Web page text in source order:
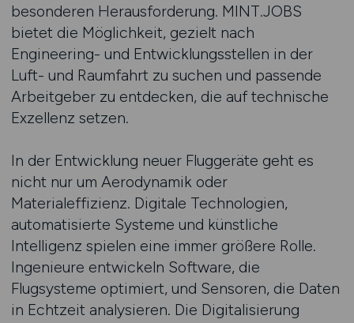
besonderen Herausforderung. MINT.JOBS
bietet die Möglichkeit, gezielt nach
Engineering- und Entwicklungsstellen in der
Luft- und Raumfahrt zu suchen und passende
Arbeitgeber zu entdecken, die auf technische
Exzellenz setzen.
In der Entwicklung neuer Fluggeräte geht es
nicht nur um Aerodynamik oder
Materialeffizienz. Digitale Technologien,
automatisierte Systeme und künstliche
Intelligenz spielen eine immer größere Rolle.
Ingenieure entwickeln Software, die
Flugsysteme optimiert, und Sensoren, die Daten
in Echtzeit analysieren. Die Digitalisierung